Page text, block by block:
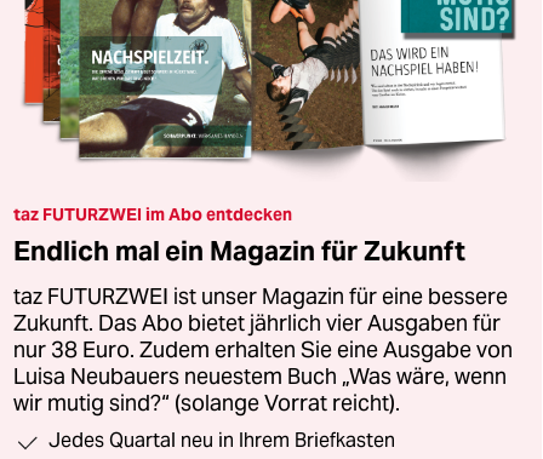
taz FUTURZWEI im Abo entdecken
Endlich mal ein Magazin für Zukunft
taz FUTURZWEI ist unser Magazin für eine bessere
Zukunft. Das Abo bietet jährlich vier Ausgaben für
nur 38 Euro. Zudem erhalten Sie eine Ausgabe von
Luisa Neubauers neuestem Buch „Was wäre, wenn
wir mutig sind?“ (solange Vorrat reicht).
Jedes Quartal neu in Ihrem Briefkasten